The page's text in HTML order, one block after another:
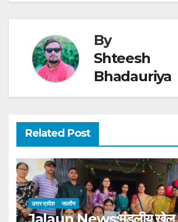
By
Shteesh
Bhadauriya
Related Post
उत्तर प्रदेश जालौन
Jalaun News:मंडलीय खेल